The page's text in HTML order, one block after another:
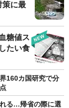
策に最
糖値ス
たい食
160カ国研究で分
る…帰省の際に選